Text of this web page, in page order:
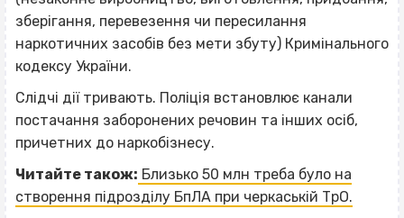
зберігання, перевезення чи пересилання
наркотичних засобів без мети збуту) Кримінального
кодексу України.
Слідчі дії тривають. Поліція встановлює канали
постачання заборонених речовин та інших осіб,
причетних до наркобізнесу.
Читайте також: Близько 50 млн треба було на
створення підрозділу БпЛА при черкаській ТрО.